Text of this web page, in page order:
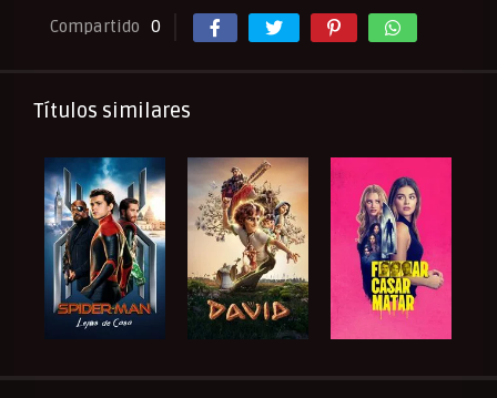
Compartido 0
Títulos similares